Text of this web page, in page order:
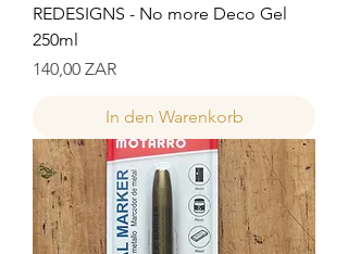
REDESIGNS - No more Deco Gel
250ml
Preis
140,00 ZAR
In den Warenkorb